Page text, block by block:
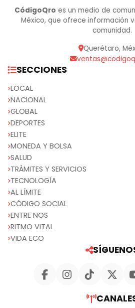
CódigoQro es un medio de
México, que ofrece información
comunidad.
Querétaro,
SECCIONES
LOCAL
NACIONAL
GLOBAL
DEPORTES
ELITE
MONEDA Y BOLSA
SALUD
TRÁMITES Y SERVICIOS
TECNOLOGÍA
AL LÍMITE
CÓDIGO SOCIAL
ENTRE NOS
RITMO VITAL
VIDA ECO